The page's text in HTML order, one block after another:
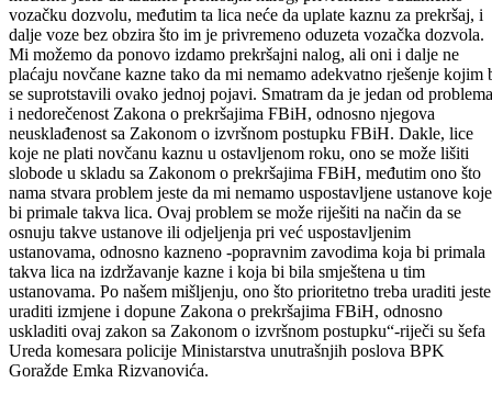
Rizvanović. Činjenica je da učesnici u saobraćaju čine prekršaje, ali
policijski službenici nastoje da sankcionišu počinioce.
U periodu od deset mjeseci ove godine u saobraćaju su evidentirana
5.044 prekršaja, a po pitanju javnog reda i mira 88 prekršaja. Za svaki
počinjeni prekršaj uručen je prekršajni nalog ili je podnesena
prekršajna prijava za pokretanje prekršajnog postupka Odjeljenju za
prekršaje kod Općinskog suda u Goraždu. Međutim, kako je ovom
prilikom istaknuto, novčane kazne kao sankcije u svim slučajevima
nisu naplative.
„Naprimjer, kada je u pitanju stacionirani radar on je u proteklih deset
mjeseci registrovao 1.023 prekršaja, ali oni nisu svi naplativi. Mi
pokušavamo procesuirati svaki počinjeni prekršaj, međutim imamo
dvije vrste problema. Jedan od njih je što lica koja počine prekršaj, a
kojima se izda prekršajni nalog, neće da uplate naknadu za svoju
sankciju, a drugi problem je kada registruje prekršaj koji počine vozila
sa stranim registarskim tablicama,onda mi nismo u mogućnosti izvršiti
naplatu takvih kazni. Međutim, mi vodimo neke svoje interne